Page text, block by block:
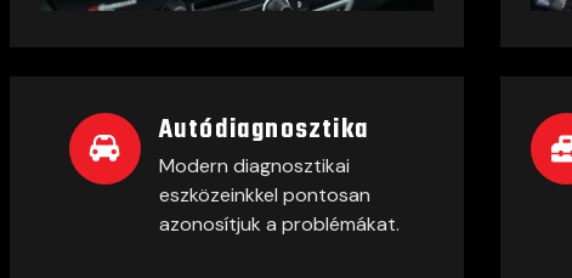
Autódiagnosztika
Modern diagnosztikai
eszközeinkkel pontosan
azonosítjuk a problémákat.